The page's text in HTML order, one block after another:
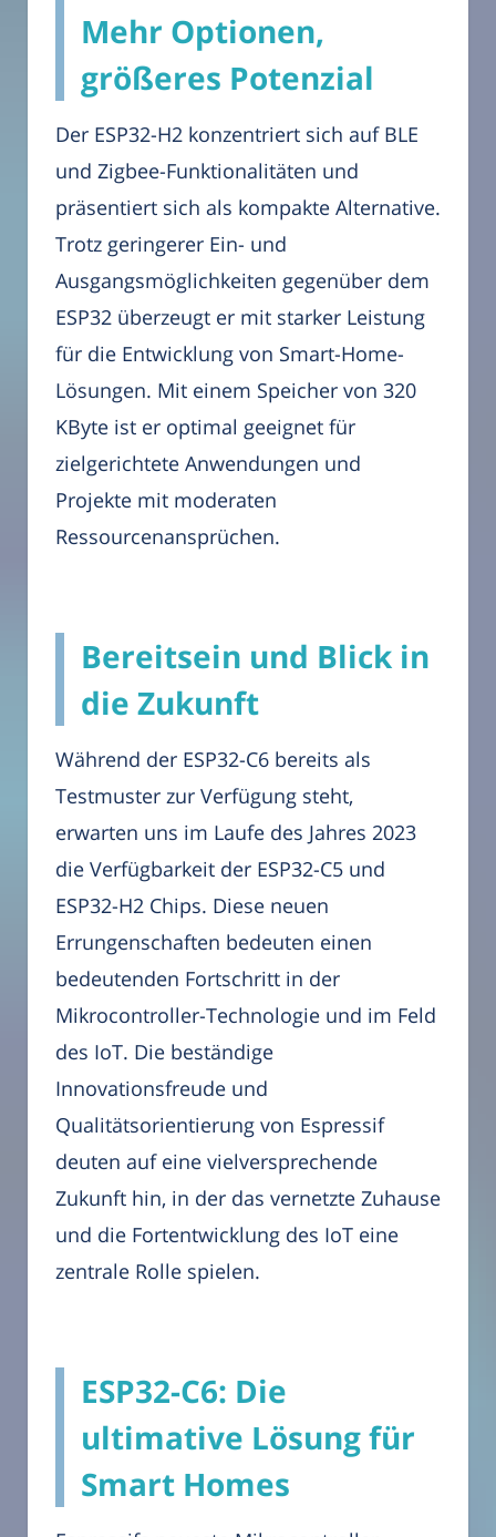
Mehr Optionen,
größeres Potenzial
Der ESP32-H2 konzentriert sich auf BLE
und Zigbee-Funktionalitäten und
präsentiert sich als kompakte Alternative.
Trotz geringerer Ein- und
Ausgangsmöglichkeiten gegenüber dem
ESP32 überzeugt er mit starker Leistung
für die Entwicklung von Smart-Home-
Lösungen. Mit einem Speicher von 320
KByte ist er optimal geeignet für
zielgerichtete Anwendungen und
Projekte mit moderaten
Ressourcenansprüchen.
Bereitsein und Blick in
die Zukunft
Während der ESP32-C6 bereits als
Testmuster zur Verfügung steht,
erwarten uns im Laufe des Jahres 2023
die Verfügbarkeit der ESP32-C5 und
ESP32-H2 Chips. Diese neuen
Errungenschaften bedeuten einen
bedeutenden Fortschritt in der
Mikrocontroller-Technologie und im Feld
des IoT. Die beständige
Innovationsfreude und
Qualitätsorientierung von Espressif
deuten auf eine vielversprechende
Zukunft hin, in der das vernetzte Zuhause
und die Fortentwicklung des IoT eine
zentrale Rolle spielen.
ESP32-C6: Die
ultimative Lösung für
Smart Homes